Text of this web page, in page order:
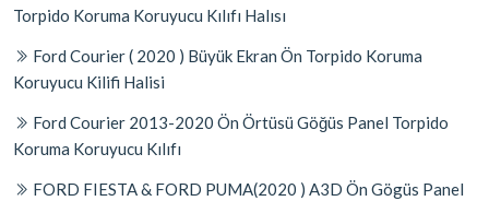
Torpido Koruma Koruyucu Kılıfı Halısı
Ford Courier ( 2020 ) Büyük Ekran Ön Torpido Koruma
Koruyucu Kilifi Halisi
Ford Courier 2013-2020 Ön Örtüsü Göğüs Panel Torpido
Koruma Koruyucu Kılıfı
FORD FIESTA & FORD PUMA(2020 ) A3D Ön Gögüs Panel